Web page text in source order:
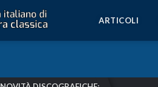
ARTICOLI